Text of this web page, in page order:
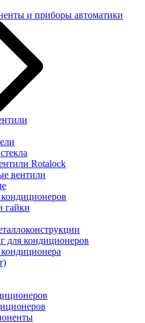
и приборы автоматики
Rotalock
вентили
гайки
для кондиционеров